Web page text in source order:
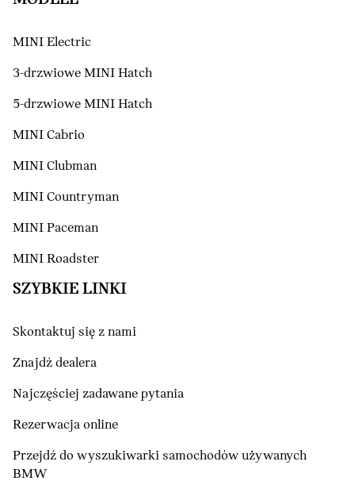
MINI Electric
3-drzwiowe MINI Hatch
5-drzwiowe MINI Hatch
MINI Cabrio
MINI Clubman
MINI Countryman
MINI Paceman
MINI Roadster
SZYBKIE LINKI
Skontaktuj się z nami
Znajdź dealera
Najczęściej zadawane pytania
Rezerwacja online
Przejdź do wyszukiwarki samochodów używanych
BMW